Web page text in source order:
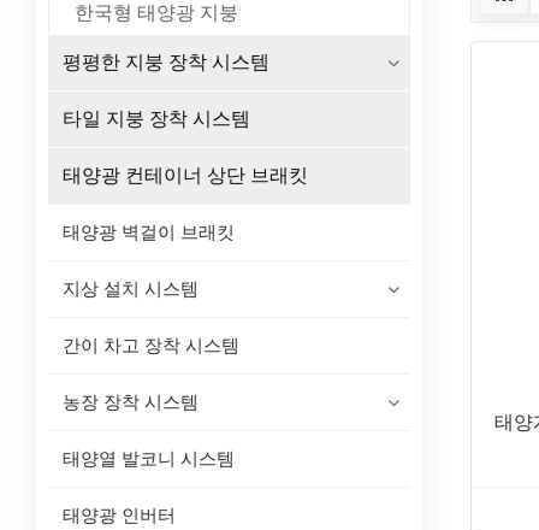
한국형 태양광 지붕
평평한 지붕 장착 시스템
타일 지붕 장착 시스템
태양광 컨테이너 상단 브래킷
태양광 벽걸이 브래킷
지상 설치 시스템
간이 차고 장착 시스템
농장 장착 시스템
태양열 발코니 시스템
태양광 인버터
태양